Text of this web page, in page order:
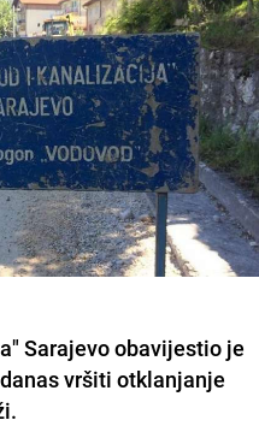
Sarajevo obavijestio je
vršiti otklanjanje